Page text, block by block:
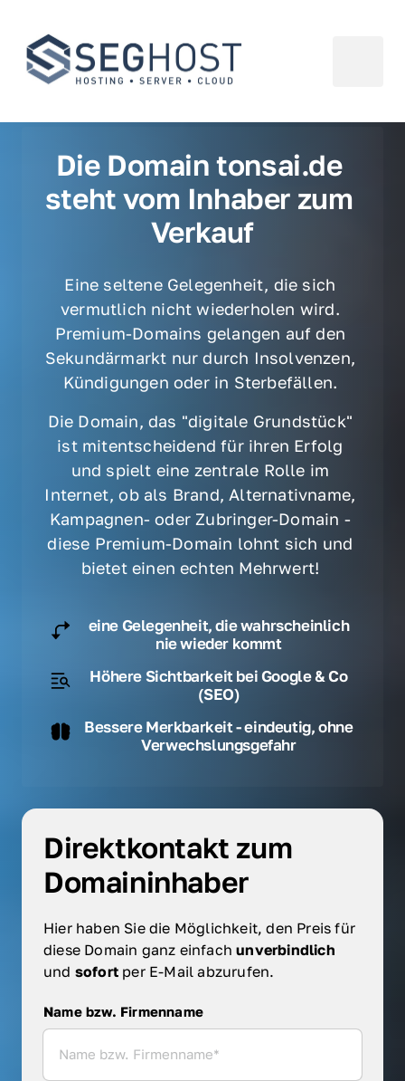
Die Domain tonsai.de
steht vom Inhaber zum
Verkauf
Eine seltene Gelegenheit, die sich
vermutlich nicht wiederholen wird.
Premium-Domains gelangen auf den
Sekundärmarkt nur durch Insolvenzen,
Kündigungen oder in Sterbefällen.
Die Domain, das "digitale Grundstück"
ist mitentscheidend für ihren Erfolg
und spielt eine zentrale Rolle im
Internet, ob als Brand, Alternativname,
Kampagnen- oder Zubringer-Domain -
diese Premium-Domain lohnt sich und
bietet einen echten Mehrwert!
eine Gelegenheit, die wahrscheinlich
nie wieder kommt
Höhere Sichtbarkeit bei Google & Co
(SEO)
Bessere Merkbarkeit - eindeutig, ohne
Verwechslungsgefahr
Direktkontakt zum
Domaininhaber
Hier haben Sie die Möglichkeit, den Preis für
diese Domain ganz einfach
und sofort per E-Mail abzurufen.
Name bzw. Firmenname
Name bzw. Firmenname